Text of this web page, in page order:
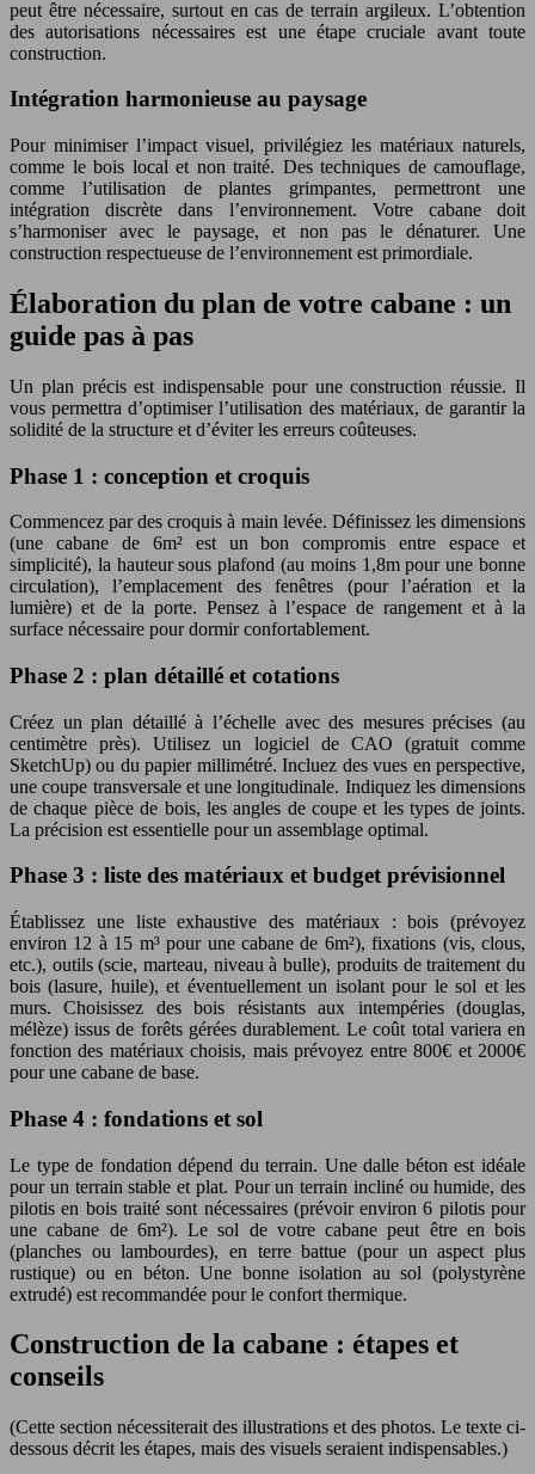
peut être nécessaire, surtout en cas de terrain argileux. L’obtention
des autorisations nécessaires est une étape cruciale avant toute
construction.
Intégration harmonieuse au paysage
Pour minimiser l’impact visuel, privilégiez les matériaux naturels,
comme le bois local et non traité. Des techniques de camouflage,
comme l’utilisation de plantes grimpantes, permettront une
intégration discrète dans l’environnement. Votre cabane doit
s’harmoniser avec le paysage, et non pas le dénaturer. Une
construction respectueuse de l’environnement est primordiale.
Élaboration du plan de votre cabane : un
guide pas à pas
Un plan précis est indispensable pour une construction réussie. Il
vous permettra d’optimiser l’utilisation des matériaux, de garantir la
solidité de la structure et d’éviter les erreurs coûteuses.
Phase 1 : conception et croquis
Commencez par des croquis à main levée. Définissez les dimensions
(une cabane de 6m² est un bon compromis entre espace et
simplicité), la hauteur sous plafond (au moins 1,8m pour une bonne
circulation), l’emplacement des fenêtres (pour l’aération et la
lumière) et de la porte. Pensez à l’espace de rangement et à la
surface nécessaire pour dormir confortablement.
Phase 2 : plan détaillé et cotations
Créez un plan détaillé à l’échelle avec des mesures précises (au
centimètre près). Utilisez un logiciel de CAO (gratuit comme
SketchUp) ou du papier millimétré. Incluez des vues en perspective,
une coupe transversale et une longitudinale. Indiquez les dimensions
de chaque pièce de bois, les angles de coupe et les types de joints.
La précision est essentielle pour un assemblage optimal.
Phase 3 : liste des matériaux et budget prévisionnel
Établissez une liste exhaustive des matériaux : bois (prévoyez
environ 12 à 15 m³ pour une cabane de 6m²), fixations (vis, clous,
etc.), outils (scie, marteau, niveau à bulle), produits de traitement du
bois (lasure, huile), et éventuellement un isolant pour le sol et les
murs. Choisissez des bois résistants aux intempéries (douglas,
mélèze) issus de forêts gérées durablement. Le coût total variera en
fonction des matériaux choisis, mais prévoyez entre 800€ et 2000€
pour une cabane de base.
Phase 4 : fondations et sol
Le type de fondation dépend du terrain. Une dalle béton est idéale
pour un terrain stable et plat. Pour un terrain incliné ou humide, des
pilotis en bois traité sont nécessaires (prévoir environ 6 pilotis pour
une cabane de 6m²). Le sol de votre cabane peut être en bois
(planches ou lambourdes), en terre battue (pour un aspect plus
rustique) ou en béton. Une bonne isolation au sol (polystyrène
extrudé) est recommandée pour le confort thermique.
Construction de la cabane : étapes et
conseils
(Cette section nécessiterait des illustrations et des photos. Le texte ci-
dessous décrit les étapes, mais des visuels seraient indispensables.)